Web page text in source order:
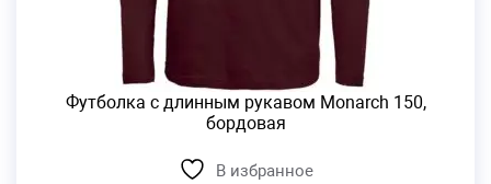
Футболка с длинным рукавом Monarch 150,
бордовая
В избранное